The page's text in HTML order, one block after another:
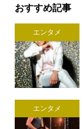
おすすめ記事
エンタメ
エンタメ